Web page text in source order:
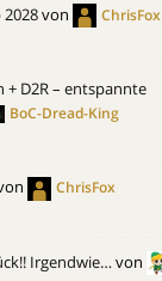
von ChrisFox
+ D2R – entspannte
BoC-Dread-King
ChrisFox
Irgendwie…von